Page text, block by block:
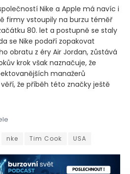
Nike a Apple má navíc i
firmy vstoupily na burzu téměř
80. let a postupně se staly
se Nike podaří zopakovat
obratu z éry Air Jordan, zůstává
krok však naznačuje, že
manažerů
že příběh této značky ještě
středu výrazně posílily poté, co
nke Tim Cook USA